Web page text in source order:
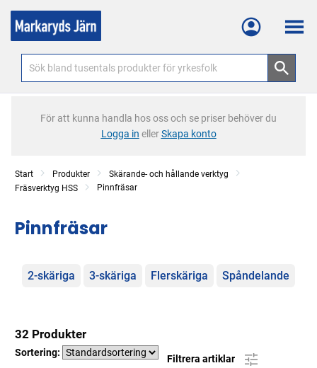
Meny
För att kunna handla hos oss och se priser behöver du
Logga in ellerSkapa konto
Start Produkter
Skärande- och hållande verktyg
Fräsverktyg HSS
Pinnfräsar
Pinnfräsar
Kategorier
2-skäriga 3-skäriga Flerskäriga Spåndelande
32 Produkter
Sortering:
Filtrera artiklar